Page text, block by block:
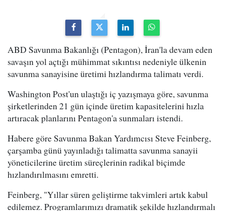
ABD Savunma Bakanlığı (Pentagon), İran'la devam eden
savaşın yol açtığı mühimmat sıkıntısı nedeniyle ülkenin
savunma sanayisine üretimi hızlandırma talimatı verdi.
Washington Post'un ulaştığı iç yazışmaya göre, savunma
şirketlerinden 21 gün içinde üretim kapasitelerini hızla
artıracak planlarını Pentagon'a sunmaları istendi.
Habere göre Savunma Bakan Yardımcısı Steve Feinberg,
çarşamba günü yayınladığı talimatta savunma sanayii
yöneticilerine üretim süreçlerinin radikal biçimde
hızlandırılmasını emretti.
Feinberg, "Yıllar süren geliştirme takvimleri artık kabul
edilemez. Programlarımızı dramatik şekilde hızlandırmalı